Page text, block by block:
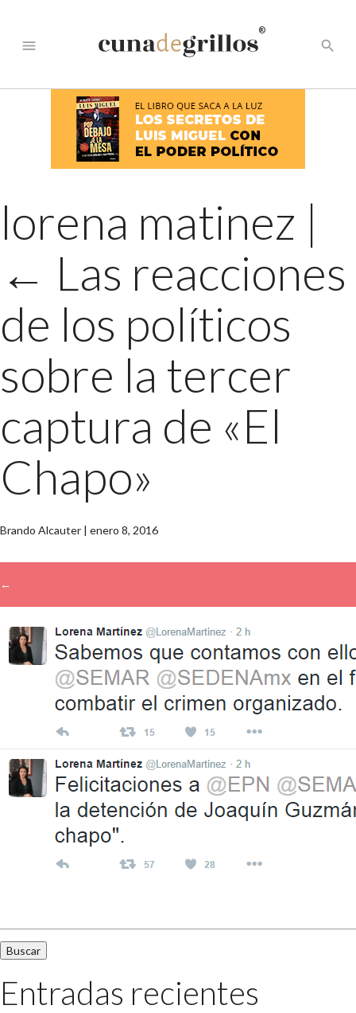
menu
®
search
lorena matinez |
← Las reacciones
de los políticos
sobre la tercer
captura de «El
Chapo»
Brando Alcauter | enero 8, 2016
←
→
Entradas recientes